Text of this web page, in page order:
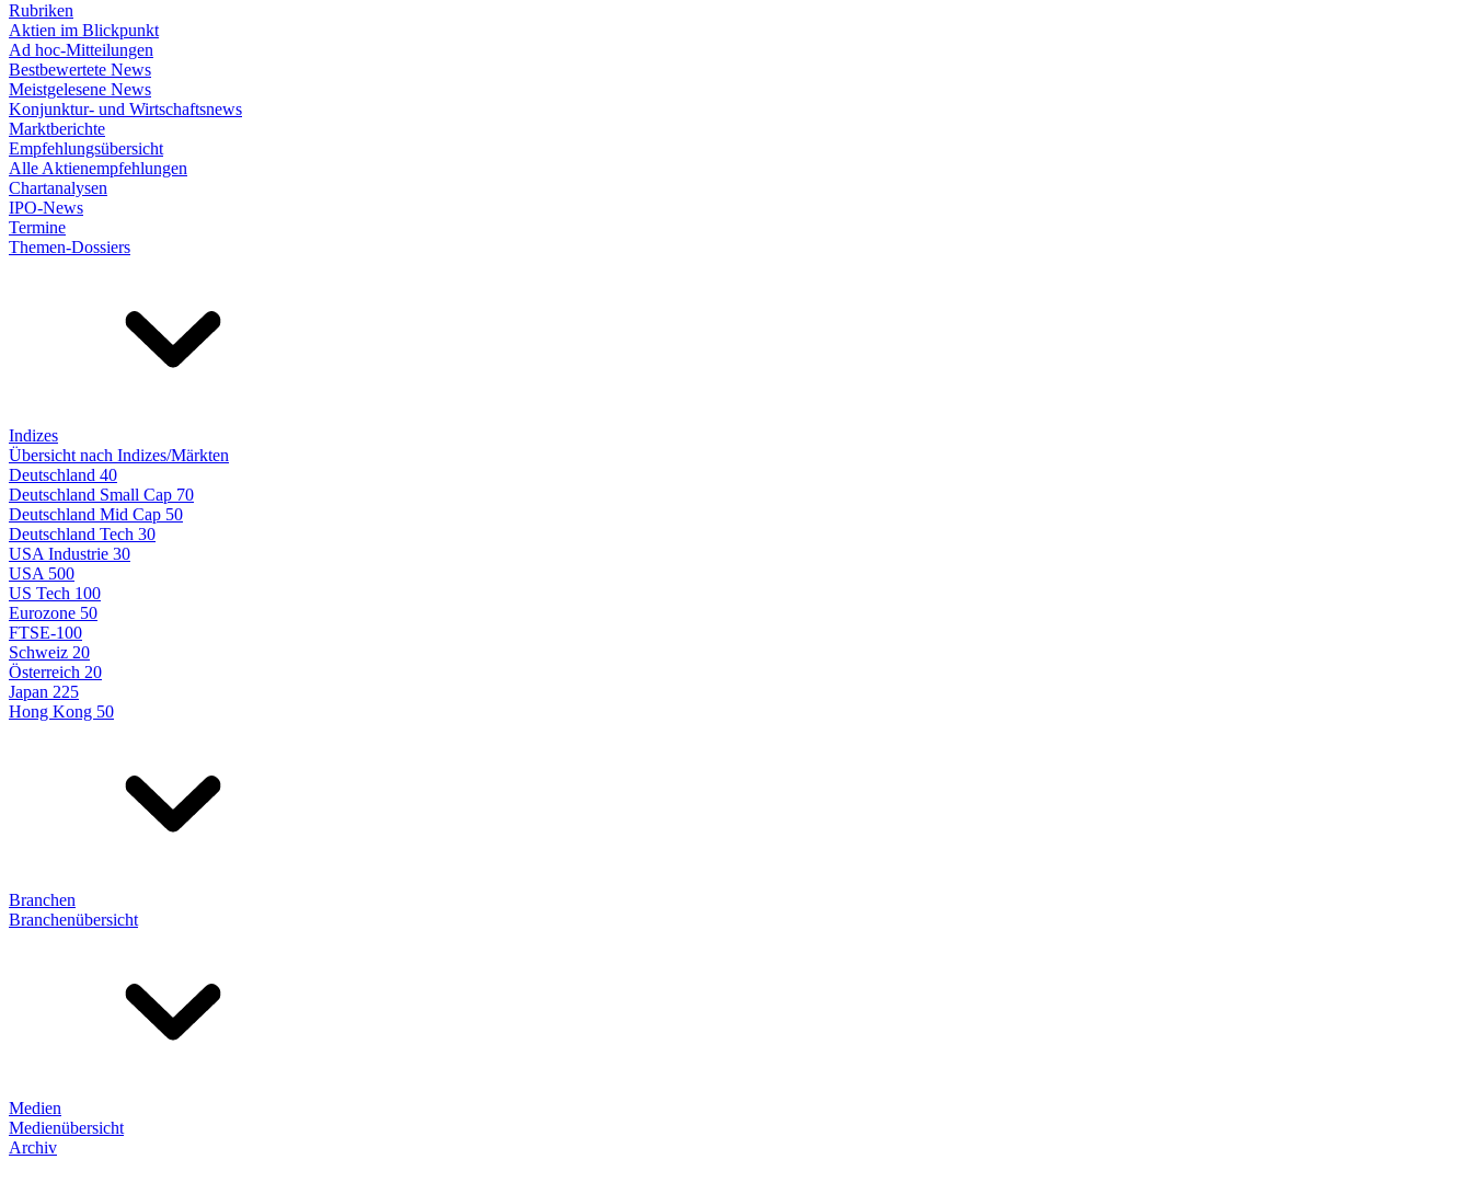
Rubriken
Aktien im Blickpunkt
Ad hoc-Mitteilungen
Bestbewertete News
Meistgelesene News
Konjunktur- und Wirtschaftsnews
Marktberichte
Empfehlungsübersicht
Alle Aktienempfehlungen
Chartanalysen
IPO-News
Termine
Themen-Dossiers
Indizes
Übersicht nach Indizes/Märkten
Deutschland 40
Deutschland Small Cap 70
Deutschland Mid Cap 50
Deutschland Tech 30
USA Industrie 30
USA 500
US Tech 100
Eurozone 50
FTSE-100
Schweiz 20
Österreich 20
Japan 225
Hong Kong 50
Branchen
Branchenübersicht
Medien
Medienübersicht
Archiv